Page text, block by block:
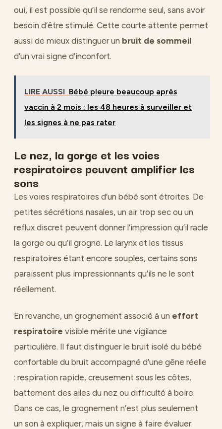
oui, il est possible qu’il se rendorme seul, sans avoir
besoin d’être stimulé. Cette courte attente permet
aussi de mieux distinguer un bruit de sommeil
d’un vrai signe d’inconfort.
LIRE AUSSI Bébé pleure beaucoup après
vaccin à 2 mois : les 48 heures à surveiller et
les signes à ne pas rater
Le nez, la gorge et les voies
respiratoires peuvent amplifier les
sons
Les voies respiratoires d’un bébé sont étroites. De
petites sécrétions nasales, un air trop sec ou un
reflux discret peuvent donner l’impression qu’il racle
la gorge ou qu’il grogne. Le larynx et les tissus
respiratoires étant encore souples, certains sons
paraissent plus impressionnants qu’ils ne le sont
réellement.
En revanche, un grognement associé à un effort
respiratoire visible mérite une vigilance
particulière. Il faut distinguer le bruit isolé du bébé
confortable du bruit accompagné d’une gêne réelle
: respiration rapide, creusement sous les côtes,
battement des ailes du nez ou difficulté à boire.
Dans ce cas, le grognement n’est plus seulement
un son à expliquer, mais un signe à faire évaluer.